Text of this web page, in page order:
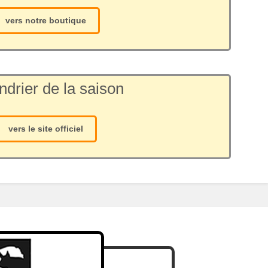
vers notre boutique
de la saison
vers le site officiel